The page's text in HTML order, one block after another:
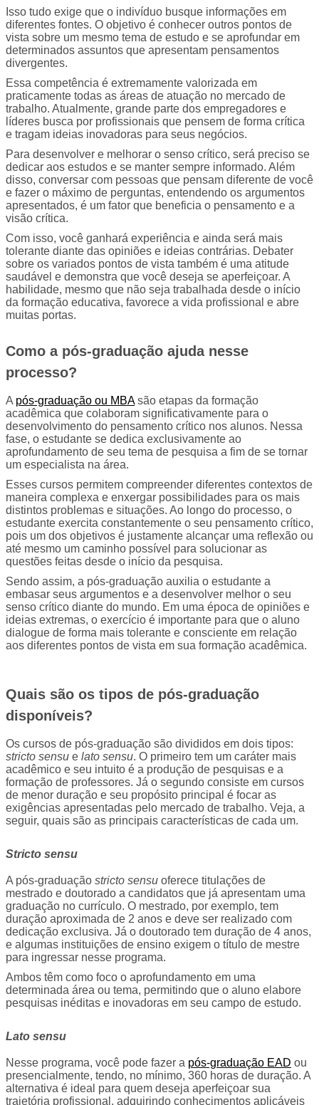
Isso tudo exige que o indivíduo busque informações em
diferentes fontes. O objetivo é conhecer outros pontos de
vista sobre um mesmo tema de estudo e se aprofundar em
determinados assuntos que apresentam pensamentos
divergentes.
Essa competência é extremamente valorizada em
praticamente todas as áreas de atuação no mercado de
trabalho. Atualmente, grande parte dos empregadores e
líderes busca por profissionais que pensem de forma crítica
e tragam ideias inovadoras para seus negócios.
Para desenvolver e melhorar o senso crítico, será preciso se
dedicar aos estudos e se manter sempre informado. Além
disso, conversar com pessoas que pensam diferente de você
e fazer o máximo de perguntas, entendendo os argumentos
apresentados, é um fator que beneficia o pensamento e a
visão crítica.
Com isso, você ganhará experiência e ainda será mais
tolerante diante das opiniões e ideias contrárias. Debater
sobre os variados pontos de vista também é uma atitude
saudável e demonstra que você deseja se aperfeiçoar. A
habilidade, mesmo que não seja trabalhada desde o início
da formação educativa, favorece a vida profissional e abre
muitas portas.
Como a pós-graduação ajuda nesse
processo?
A pós-graduação ou MBA são etapas da formação
acadêmica que colaboram significativamente para o
desenvolvimento do pensamento crítico nos alunos. Nessa
fase, o estudante se dedica exclusivamente ao
aprofundamento de seu tema de pesquisa a fim de se tornar
um especialista na área.
Esses cursos permitem compreender diferentes contextos de
maneira complexa e enxergar possibilidades para os mais
distintos problemas e situações. Ao longo do processo, o
estudante exercita constantemente o seu pensamento crítico,
pois um dos objetivos é justamente alcançar uma reflexão ou
até mesmo um caminho possível para solucionar as
questões feitas desde o início da pesquisa.
Sendo assim, a pós-graduação auxilia o estudante a
embasar seus argumentos e a desenvolver melhor o seu
senso crítico diante do mundo. Em uma época de opiniões e
ideias extremas, o exercício é importante para que o aluno
dialogue de forma mais tolerante e consciente em relação
aos diferentes pontos de vista em sua formação acadêmica.
Quais são os tipos de pós-graduação
disponíveis?
Os cursos de pós-graduação são divididos em dois tipos:
stricto sensu e lato sensu. O primeiro tem um caráter mais
acadêmico e seu intuito é a produção de pesquisas e a
formação de professores. Já o segundo consiste em cursos
de menor duração e seu propósito principal é focar as
exigências apresentadas pelo mercado de trabalho. Veja, a
seguir, quais são as principais características de cada um.
Stricto sensu
A pós-graduação stricto sensu oferece titulações de
mestrado e doutorado a candidatos que já apresentam uma
graduação no currículo. O mestrado, por exemplo, tem
duração aproximada de 2 anos e deve ser realizado com
dedicação exclusiva. Já o doutorado tem duração de 4 anos,
e algumas instituições de ensino exigem o título de mestre
para ingressar nesse programa.
Ambos têm como foco o aprofundamento em uma
determinada área ou tema, permitindo que o aluno elabore
pesquisas inéditas e inovadoras em seu campo de estudo.
Lato sensu
Nesse programa, você pode fazer a pós-graduação EAD ou
presencialmente, tendo, no mínimo, 360 horas de duração. A
alternativa é ideal para quem deseja aperfeiçoar sua
trajetória profissional, adquirindo conhecimentos aplicáveis